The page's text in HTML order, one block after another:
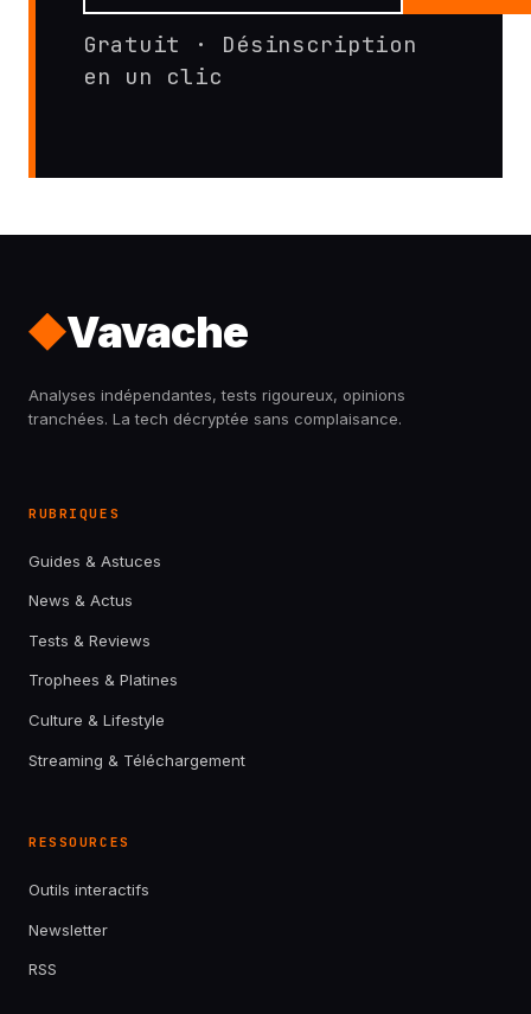
Gratuit · Désinscription
en un clic
Vavache
Analyses indépendantes, tests rigoureux, opinions
tranchées. La tech décryptée sans complaisance.
RUBRIQUES
Guides & Astuces
News & Actus
Tests & Reviews
Trophees & Platines
Culture & Lifestyle
Streaming & Téléchargement
RESSOURCES
Outils interactifs
Newsletter
RSS